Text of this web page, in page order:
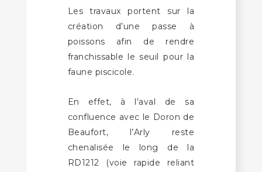
Les travaux portent sur la
création d’une passe à
poissons afin de rendre
franchissable le seuil pour la
faune piscicole.
En effet, à l’aval de sa
confluence avec le Doron de
Beaufort, l’Arly reste
chenalisée le long de la
RD1212 (voie rapide reliant